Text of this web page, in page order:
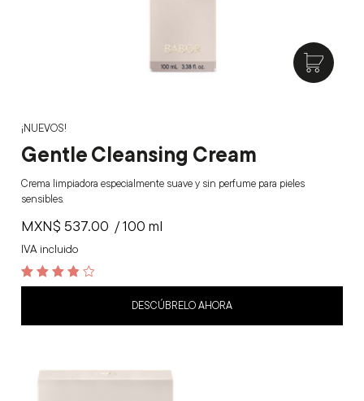
¡NUEVOS!
Gentle Cleansing Cream
Crema limpiadora especialmente suave y sin perfume para pieles
sensibles.
MXN$ 537.00
IVA incluido
/ 100 ml
3.9
DESCÚBRELO AHORA